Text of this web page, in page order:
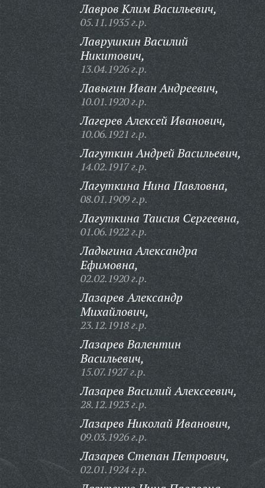
Лавров Клим Васильевич,
05.11.1935 г.р.
Лаврушкин Василий
Никитович,
13.04.1926 г.р.
Лавыгин Иван Андреевич,
10.01.1920 г.р.
Лагерев Алексей Иванович,
10.06.1921 г.р.
Лагуткин Андрей Васильевич,
14.02.1917 г.р.
Лагуткина Нина Павловна,
08.01.1909 г.р.
Лагуткина Таисия Сергеевна,
01.06.1922 г.р.
Ладыгина Александра
Ефимовна,
02.02.1920 г.р.
Лазарев Александр
Михайлович,
23.12.1918 г.р.
Лазарев Валентин
Васильевич,
15.07.1927 г.р.
Лазарев Василий Алексеевич,
28.12.1923 г.р.
Лазарев Николай Иванович,
09.03.1926 г.р.
Лазарев Степан Петрович,
02.01.1924 г.р.